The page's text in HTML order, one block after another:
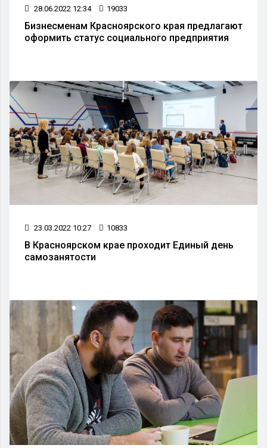
28.06.2022 12:34 19033
Бизнесменам Красноярского края предлагают
оформить статус социального предприятия
23.03.2022 10:27 10833
В Красноярском крае проходит Единый день
самозанятости